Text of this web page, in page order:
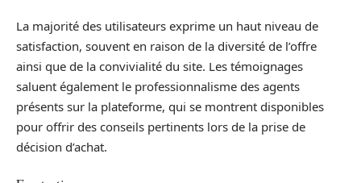
La majorité des utilisateurs exprime un haut niveau de
satisfaction, souvent en raison de la diversité de l’offre
ainsi que de la convivialité du site. Les témoignages
saluent également le professionnalisme des agents
présents sur la plateforme, qui se montrent disponibles
pour offrir des conseils pertinents lors de la prise de
décision d’achat.